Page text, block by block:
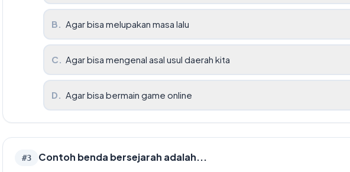
B. Agar bisa melupakan masa lalu
C. Agar bisa mengenal asal usul daerah kita
D. Agar bisa bermain game online
#3 Contoh benda bersejarah adalah...